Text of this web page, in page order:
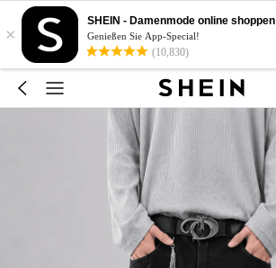
×
SHEIN - Damenmode online shoppen
Genießen Sie App-Special!
(10,830)